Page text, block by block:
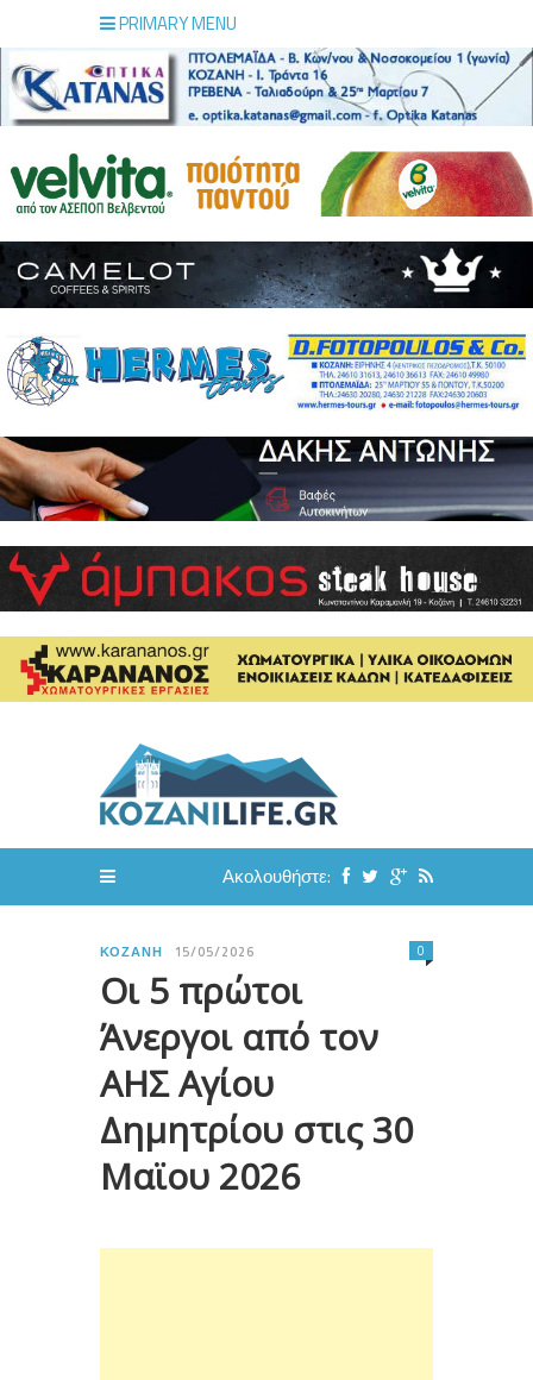
PRIMARY MENU
Ακολουθήστε:
ΚΟΖΆΝΗ 15/05/2026
Οι 5 πρώτοι
Άνεργοι από τον
ΑΗΣ Αγίου
Δημητρίου στις 30
Μαϊου 2026
0